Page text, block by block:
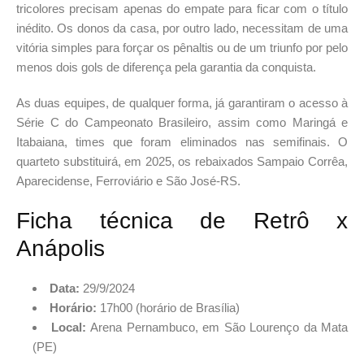
tricolores precisam apenas do empate para ficar com o título
inédito. Os donos da casa, por outro lado, necessitam de uma
vitória simples para forçar os pênaltis ou de um triunfo por pelo
menos dois gols de diferença pela garantia da conquista.
As duas equipes, de qualquer forma, já garantiram o acesso à
Série C do Campeonato Brasileiro, assim como Maringá e
Itabaiana, times que foram eliminados nas semifinais. O
quarteto substituirá, em 2025, os rebaixados Sampaio Corrêa,
Aparecidense, Ferroviário e São José-RS.
Ficha técnica de Retrô x
Anápolis
Data: 29/9/2024
Horário: 17h00 (horário de Brasília)
Local: Arena Pernambuco, em São Lourenço da Mata
(PE)